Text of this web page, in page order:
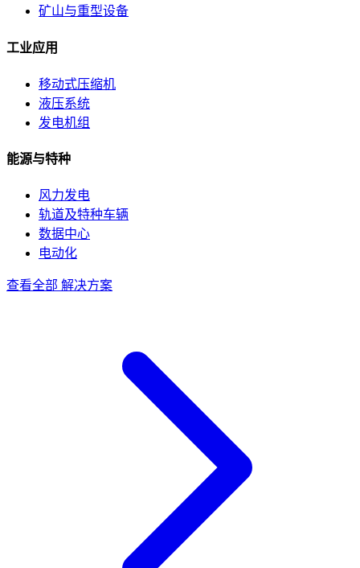
矿山与重型设备
工业应用
移动式压缩机
液压系统
发电机组
能源与特种
风力发电
轨道及特种车辆
数据中心
电动化
查看全部 解决方案